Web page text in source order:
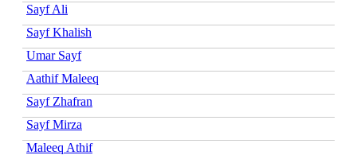
Sayf Ali
Sayf Khalish
Umar Sayf
Aathif Maleeq
Sayf Zhafran
Sayf Mirza
Maleeq Athif